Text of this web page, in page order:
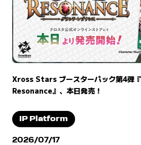
Xross Stars ブースターパック第4弾
Resonance』、本日発売！
IP Platform
2026/07/17